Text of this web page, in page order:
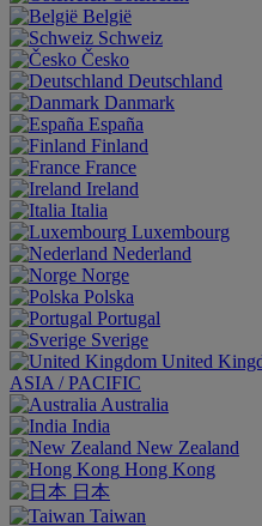
België
Schweiz
Česko
Deutschland
Danmark
España
Finland
France
Ireland
Italia
Luxembourg
Nederland
Norge
Polska
Portugal
Sverige
United
ASIA / PACIFIC
Australia
India
New Zealand
Hong Kong
日本
Taiwan